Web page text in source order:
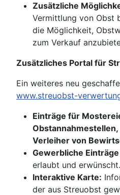
Zusätzliche
Vermittlung von Obst
die Möglichkeit,
zum Verkauf
Zusätzliches Portal für
Ein weiteres neu
www.streuobst-
Einträge für
Verleiher von
Gewerbliche Einträge
erlaubt und erwünscht.
Interaktive Karte:
der aus Streuobst